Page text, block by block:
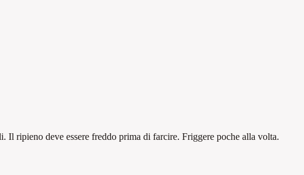
ripieno deve essere freddo prima di farcire. Friggere poche alla volta.